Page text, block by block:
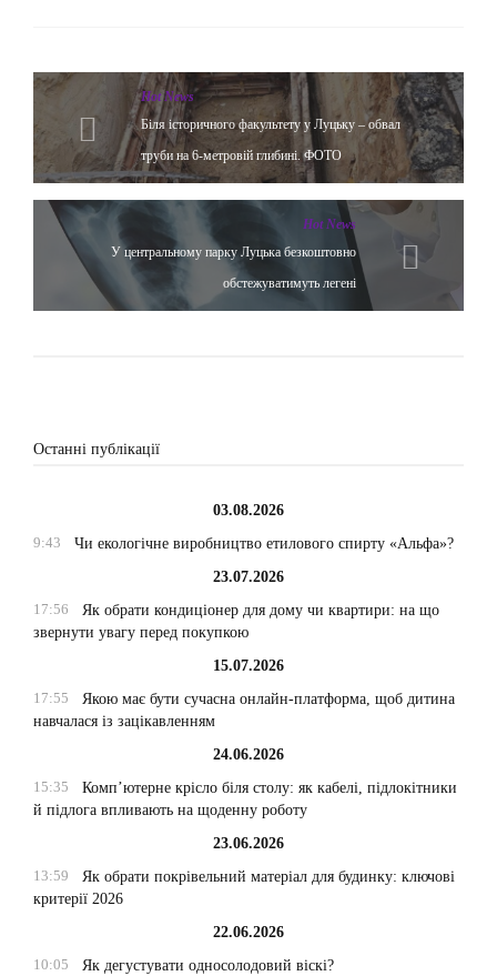
Hot News
Біля історичного факультету у Луцьку – обвал
труби на 6-метровій глибині. ФОТО
Hot News
У центральному парку Луцька безкоштовно
обстежуватимуть легені
Останні публікації
03.08.2026
9:43
Чи екологічне виробництво етилового спирту «Альфа»?
23.07.2026
17:56
Як обрати кондиціонер для дому чи квартири: на що
звернути увагу перед покупкою
15.07.2026
17:55
Якою має бути сучасна онлайн-платформа, щоб дитина
навчалася із зацікавленням
24.06.2026
15:35
Комп’ютерне крісло біля столу: як кабелі, підлокітники
й підлога впливають на щоденну роботу
23.06.2026
13:59
Як обрати покрівельний матеріал для будинку: ключові
критерії 2026
22.06.2026
10:05
Як дегустувати односолодовий віскі?